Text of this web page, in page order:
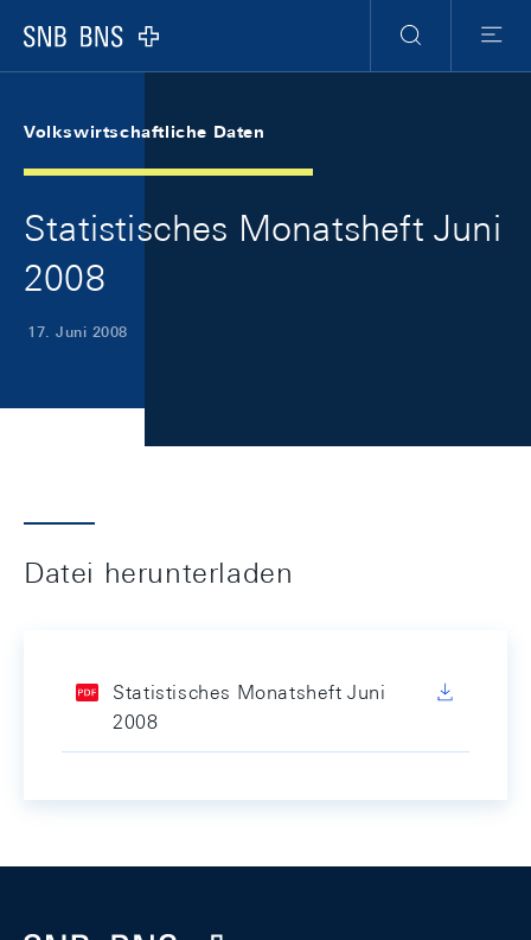
Logo
Suche
Menu
Volkswirtschaftliche Daten
Statistisches Monatsheft Juni
2008
17. Juni 2008
Datei herunterladen
Statistisches Monatsheft Juni
2008